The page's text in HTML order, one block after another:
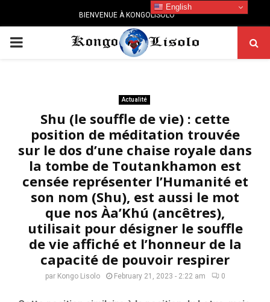
BIENVENUE À KONGOLISOLO
PRIMARY
Actualité
Shu (le souffle de vie) : cette
position de méditation trouvée
sur le dos d’une chaise royale dans
la tombe de Toutankhamon est
censée représenter l’Humanité et
son nom (Shu), est aussi le mot
que nos Àa’Khú (ancêtres),
utilisait pour désigner le souffle
de vie affiché et l’honneur de la
capacité de pouvoir respirer
par Kongo Lisolo February 21, 2023 - 2:22 am 0
English